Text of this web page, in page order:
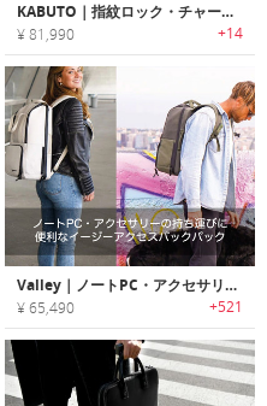
KABUTO｜指紋ロック・チャージ機能搭載スマートスーツケース「カブト」
¥ 81,990 +14
Valley｜ノートPC・アクセサリーの持ち運びに便利なイージーアクセスバックパック「バレー」
¥ 65,490 +521